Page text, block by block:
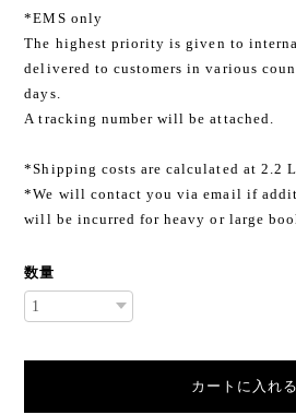
*EMS only
The highest priority is given to
delivered to customers in various
days.
A tracking number will be attached.
*Shipping costs are calculated at 2.2
*We will contact you via email if
will be incurred for heavy or large
数量
カートに入れる